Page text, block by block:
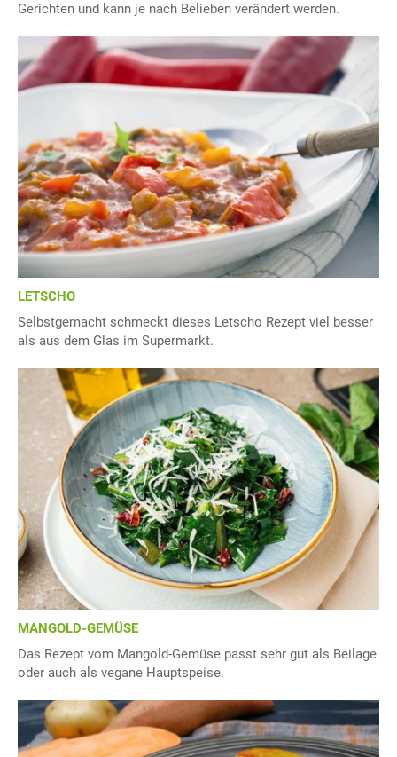
Gerichten und kann je nach Belieben verändert werden.
LETSCHO
Selbstgemacht schmeckt dieses Letscho Rezept viel besser
als aus dem Glas im Supermarkt.
MANGOLD-GEMÜSE
Das Rezept vom Mangold-Gemüse passt sehr gut als Beilage
oder auch als vegane Hauptspeise.